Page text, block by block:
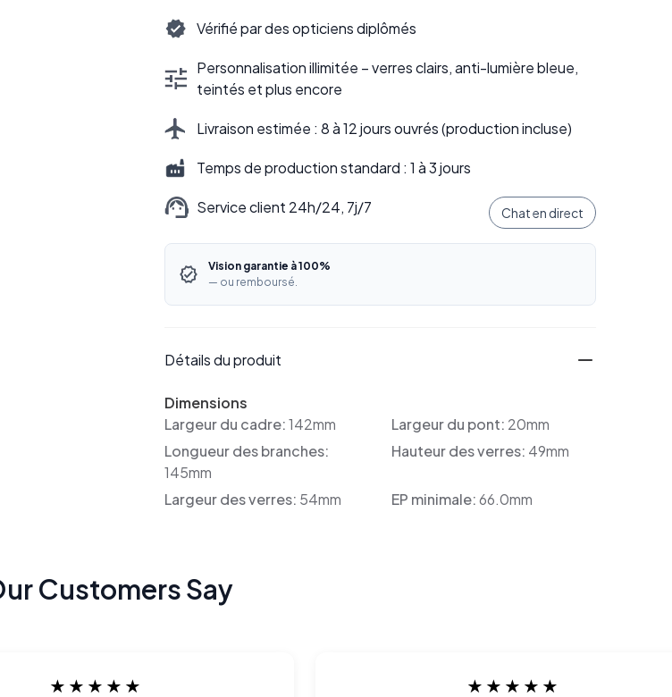
Vérifié par des opticiens diplômés
Personnalisation illimitée – verres clairs, anti-lumière bleue,
teintés et plus encore
Livraison estimée : 8 à 12 jours ouvrés (production incluse)
Temps de production standard : 1 à 3 jours
Service client 24h/24, 7j/7 Chat en direct
Vision garantie à 100%
— ou remboursé.
Détails du produit
Dimensions
Largeur du cadre:142mm Largeur du pont: 20mm
Longueur des branches:
145mm
Hauteur des verres: 49mm
Largeur des verres: 54mm EP minimale:66.0mm
Customers Say
★★★★★ ★★★★★